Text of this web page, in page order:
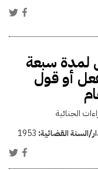
لمدة سبعة
أو قول
الجنائية
السنة القضائية: 1953